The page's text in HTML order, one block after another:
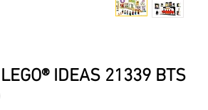
IDEAS 21339 BTS